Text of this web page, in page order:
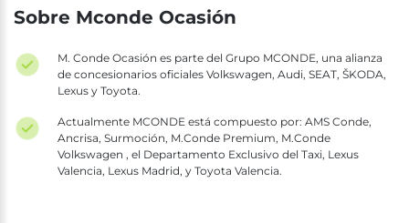
Sobre Mconde Ocasión
M. Conde Ocasión es parte del Grupo MCONDE, una alianza
de concesionarios oficiales Volkswagen, Audi, SEAT, ŠKODA,
Lexus y Toyota.
Actualmente MCONDE está compuesto por: AMS Conde,
Ancrisa, Surmoción, M.Conde Premium, M.Conde
Volkswagen , el Departamento Exclusivo del Taxi, Lexus
Valencia, Lexus Madrid, y Toyota Valencia.